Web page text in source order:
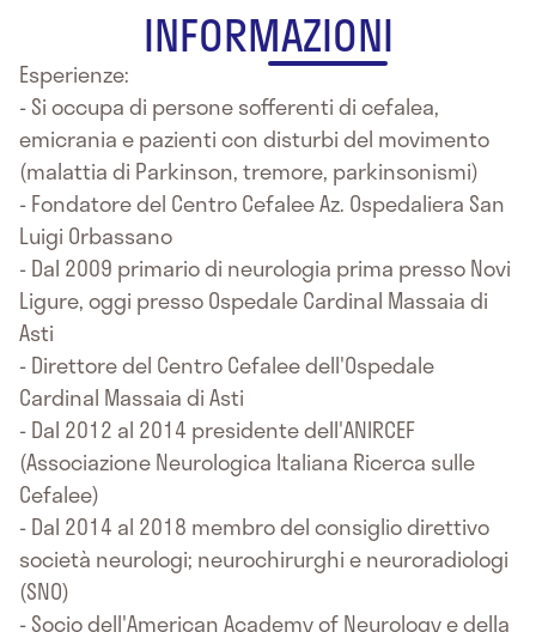
INFORMAZIONI
Esperienze:
- Si occupa di persone sofferenti di cefalea,
emicrania e pazienti con disturbi del movimento
(malattia di Parkinson, tremore, parkinsonismi)
- Fondatore del Centro Cefalee Az. Ospedaliera San
Luigi Orbassano
- Dal 2009 primario di neurologia prima presso Novi
Ligure, oggi presso Ospedale Cardinal Massaia di
Asti
- Direttore del Centro Cefalee dell'Ospedale
Cardinal Massaia di Asti
- Dal 2012 al 2014 presidente dell'ANIRCEF
(Associazione Neurologica Italiana Ricerca sulle
Cefalee)
- Dal 2014 al 2018 membro del consiglio direttivo
società neurologi; neurochirurghi e neuroradiologi
(SNO)
- Socio dell'American Academy of Neurology e della